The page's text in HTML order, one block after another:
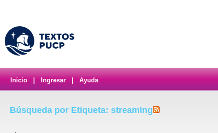
Inicio Ingresar Ayuda
Búsqueda por Etiqueta: streaming